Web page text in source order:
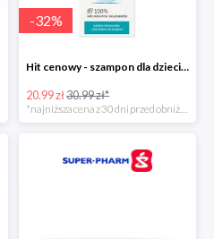
-32%
Hit cenowy - szampon dla dzieci Oillan Baby
20.99 zł30.99 zł*
*najniższa cena z 30 dni przed obniżką